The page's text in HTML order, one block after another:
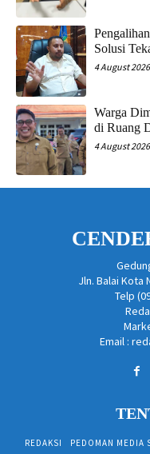
Solusi
4 August
Warga
di Ruang
4 August
Jln. Balai Kota
Telp
Email :
REDAKSI PEDOMAN MEDIA